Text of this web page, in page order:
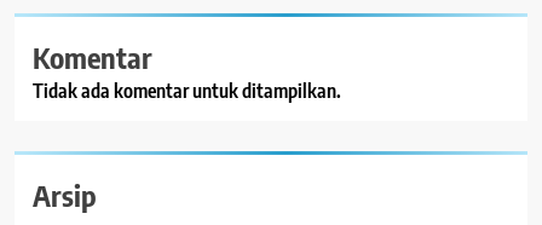
Komentar
Tidak ada komentar untuk ditampilkan.
Arsip